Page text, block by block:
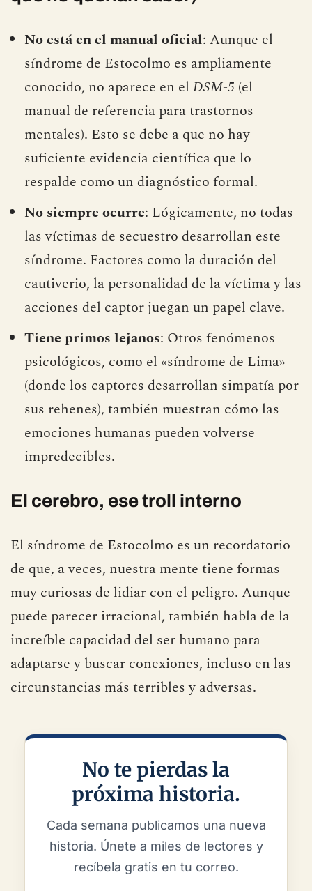
No está en el manual oficial: Aunque el
síndrome de Estocolmo es ampliamente
conocido, no aparece en el DSM-5 (el
manual de referencia para trastornos
mentales). Esto se debe a que no hay
suficiente evidencia científica que lo
respalde como un diagnóstico formal.
No siempre ocurre: Lógicamente, no todas
las víctimas de secuestro desarrollan este
síndrome. Factores como la duración del
cautiverio, la personalidad de la víctima y las
acciones del captor juegan un papel clave.
Tiene primos lejanos: Otros fenómenos
psicológicos, como el «síndrome de Lima»
(donde los captores desarrollan simpatía por
sus rehenes), también muestran cómo las
emociones humanas pueden volverse
impredecibles.
El cerebro, ese troll interno
El síndrome de Estocolmo es un recordatorio
de que, a veces, nuestra mente tiene formas
muy curiosas de lidiar con el peligro. Aunque
puede parecer irracional, también habla de la
increíble capacidad del ser humano para
adaptarse y buscar conexiones, incluso en las
circunstancias más terribles y adversas.
No te pierdas la
próxima historia.
Cada semana publicamos una nueva
historia. Únete a miles de lectores y
recíbela gratis en tu correo.